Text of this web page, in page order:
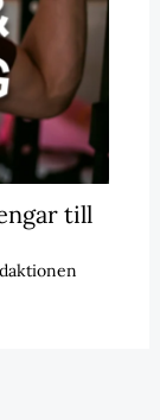
till